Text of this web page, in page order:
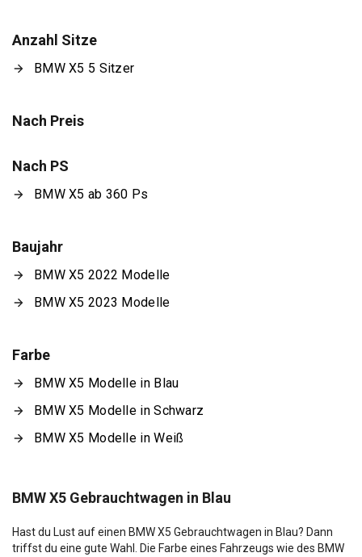
Anzahl Sitze
BMW X5 5 Sitzer
Nach Preis
Nach PS
BMW X5 ab 360 Ps
Baujahr
BMW X5 2022 Modelle
BMW X5 2023 Modelle
Farbe
BMW X5 Modelle in Blau
BMW X5 Modelle in Schwarz
BMW X5 Modelle in Weiß
BMW X5 Gebrauchtwagen in Blau
Hast du Lust auf einen BMW X5 Gebrauchtwagen in Blau? Dann
triffst du eine gute Wahl. Die Farbe eines Fahrzeugs wie des BMW